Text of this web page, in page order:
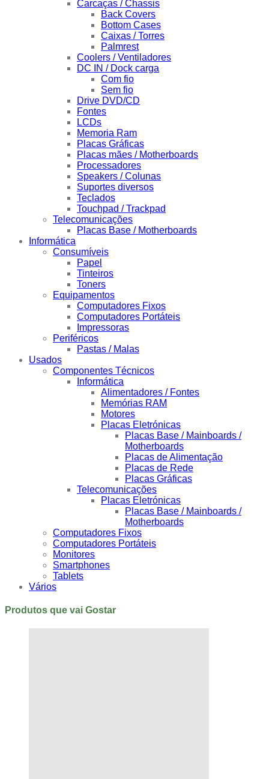
Carcaças / Chassis
Back Covers
Bottom Cases
Caixas / Torres
Palmrest
Coolers / Ventiladores
DC IN / Dock carga
Com fio
Sem fio
Drive DVD/CD
Fontes
LCDs
Memoria Ram
Placas Gráficas
Placas mães / Motherboards
Processadores
Speakers / Colunas
Suportes diversos
Teclados
Touchpad / Trackpad
Telecomunicações
Placas Base / Motherboards
Informática
Consumíveis
Papel
Tinteiros
Toners
Equipamentos
Computadores Fixos
Computadores Portáteis
Impressoras
Periféricos
Pastas / Malas
Usados
Componentes Técnicos
Informática
Alimentadores / Fontes
Memórias RAM
Motores
Placas Eletrónicas
Placas Base / Mainboards /
Motherboards
Placas de Alimentação
Placas de Rede
Placas Gráficas
Telecomunicações
Placas Eletrónicas
Placas Base / Mainboards /
Motherboards
Computadores Fixos
Computadores Portáteis
Monitores
Smartphones
Tablets
Vários
Produtos que vai Gostar